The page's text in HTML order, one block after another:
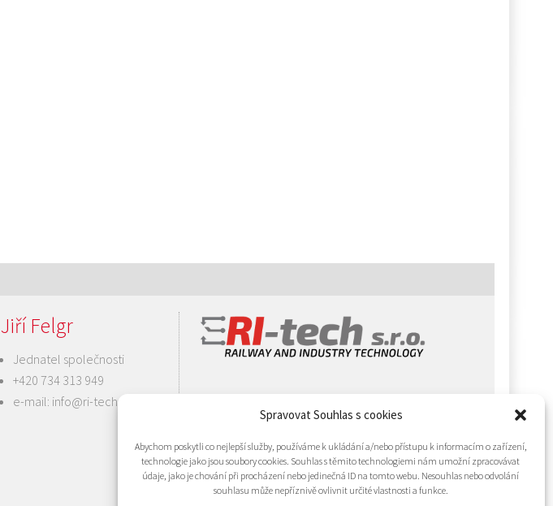
Spravovat Souhlas s cookies
Abychom poskytli co nejlepší služby, používáme k ukládání a/nebo přístupu k informacím o zařízení,
technologie jako jsou soubory cookies. Souhlas s těmito technologiemi nám umožní zpracovávat
údaje, jako je chování při procházení nebo jedinečná ID na tomto webu. Nesouhlas nebo odvolání
souhlasu může nepříznivě ovlivnit určité vlastnosti a funkce.
Jiří Felgr
Jednatel společnosti
+420 734 313 949
e-mail: info@ri-tech.cz